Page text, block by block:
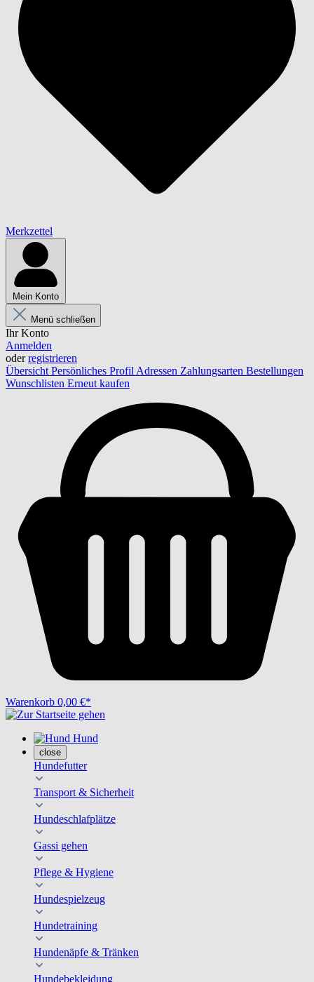
Merkzettel
Mein Konto
Menü schließen
Ihr Konto
Anmelden
oderregistrieren
Übersicht Persönliches Profil Adressen Zahlungsarten Bestellungen
Wunschlisten Erneut kaufen
Warenkorb 0,00 €*
Hund
close
Hundefutter
Transport & Sicherheit
Hundeschlafplätze
Gassi gehen
Pflege & Hygiene
Hundespielzeug
Hundetraining
Hundenäpfe & Tränken
Hundebekleidung